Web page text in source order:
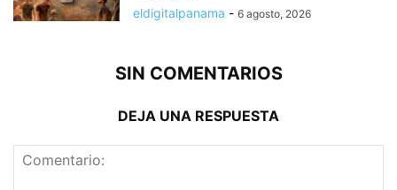
eldigitalpanama - 6 agosto, 2026
SIN COMENTARIOS
DEJA UNA RESPUESTA